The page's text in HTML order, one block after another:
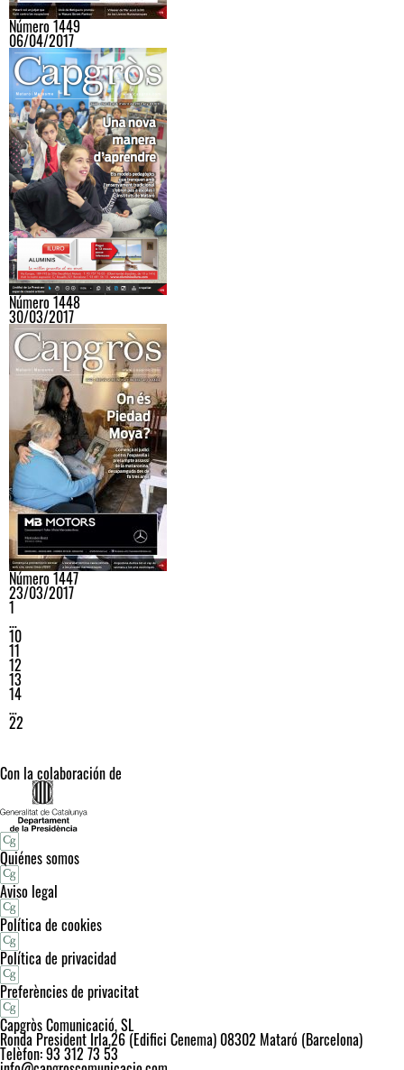
Número 1449
06/04/2017
Número 1448
30/03/2017
Número 1447
23/03/2017
1
…
10
11
12
13
14
…
22
Con la colaboración de
Quiénes somos
Aviso legal
Política de cookies
Política de privacidad
Preferències de privacitat
Capgròs Comunicació, SL
Ronda President Irla,26 (Edifici Cenema) 08302 Mataró (Barcelona)
Telèfon: 93 312 73 53